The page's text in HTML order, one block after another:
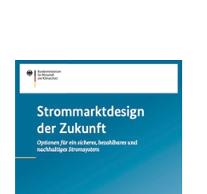
Öffnet PDF "Strommarktdesign der